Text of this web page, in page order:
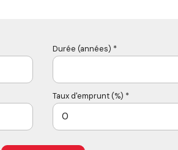
Durée (années) *
Taux d'emprunt (%) *